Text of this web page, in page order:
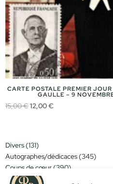
CARTE POSTALE PREMIER
GAULLE – 9
15,00€Le
15,00 €.
12,00€Le
Divers 131131
produits
Autographes/dédicaces 345345
Coups de cœur 390390
Miniatures/jouets